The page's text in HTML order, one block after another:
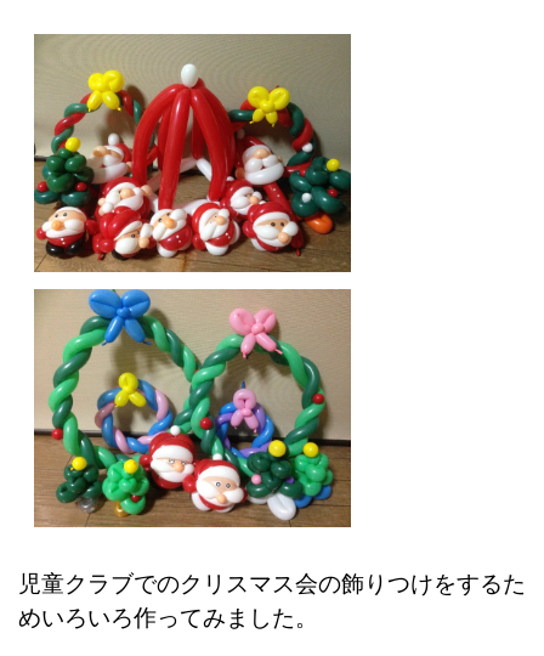
児童クラブでのクリスマス会の飾りつけをするた
めいろいろ作ってみました。